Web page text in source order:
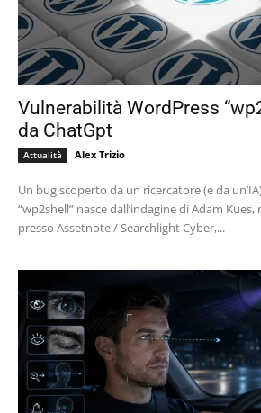
Vulnerabilità WordPress
da ChatGpt
Attualità Alex Trizio
Un bug scoperto da un ricercatore (e da un’IA) La
“wp2shell” nasce dall’indagine di Adam
presso Assetnote / Searchlight Cyber,...